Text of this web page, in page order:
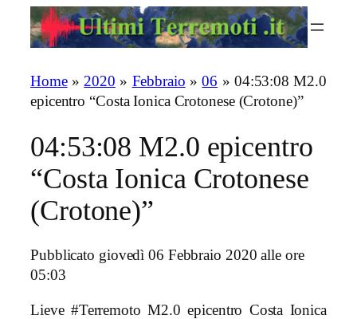
Home»2020 » Febbraio »06 » 04:53:08 M2.0
epicentro “Costa Ionica Crotonese (Crotone)”
04:53:08 M2.0 epicentro
“Costa Ionica Crotonese
(Crotone)”
Pubblicato giovedì 06 Febbraio 2020 alle ore
05:03
Lieve #Terremoto M2.0 epicentro Costa Ionica